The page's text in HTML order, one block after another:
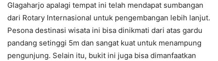
Glagaharjo apalagi tempat ini telah mendapat sumbangan
dari Rotary Internasional untuk pengembangan lebih lanjut.
Pesona destinasi wisata ini bisa dinikmati dari atas gardu
pandang setinggi 5m dan sangat kuat untuk menampung
pengunjung. Selain itu, bukit ini juga bisa dimanfaatkan